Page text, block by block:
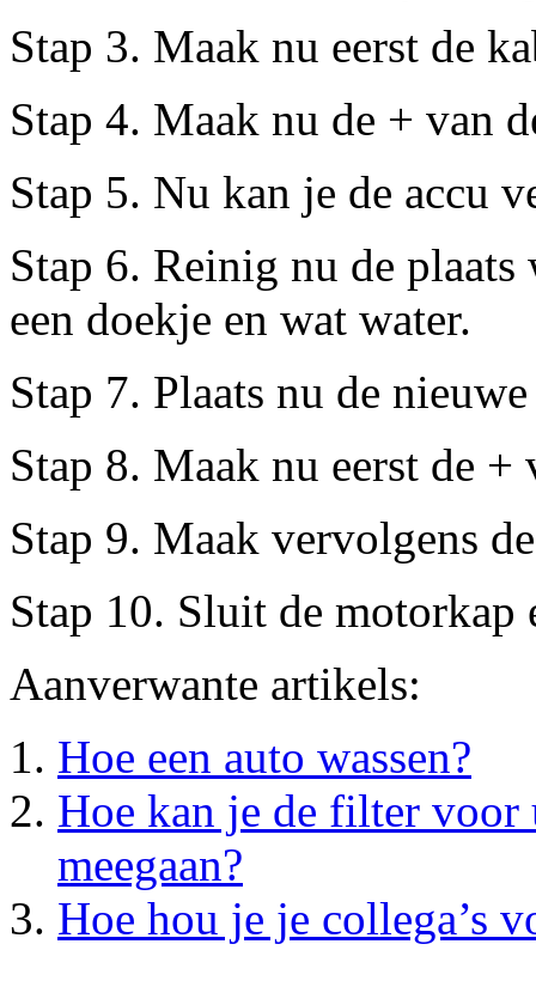
Stap 3. Maak nu eerst de
Stap 4. Maak nu de + van
Stap 5. Nu kan je de accu
Stap 6. Reinig nu de
een doekje en wat water.
Stap 7. Plaats nu de
Stap 8. Maak nu eerst de +
Stap 9. Maak vervolgens
Stap 10. Sluit de motorkap
Aanverwante artikels:
Hoe een auto wassen?
Hoe kan je de filter voor
meegaan?
Hoe hou je je collega’s